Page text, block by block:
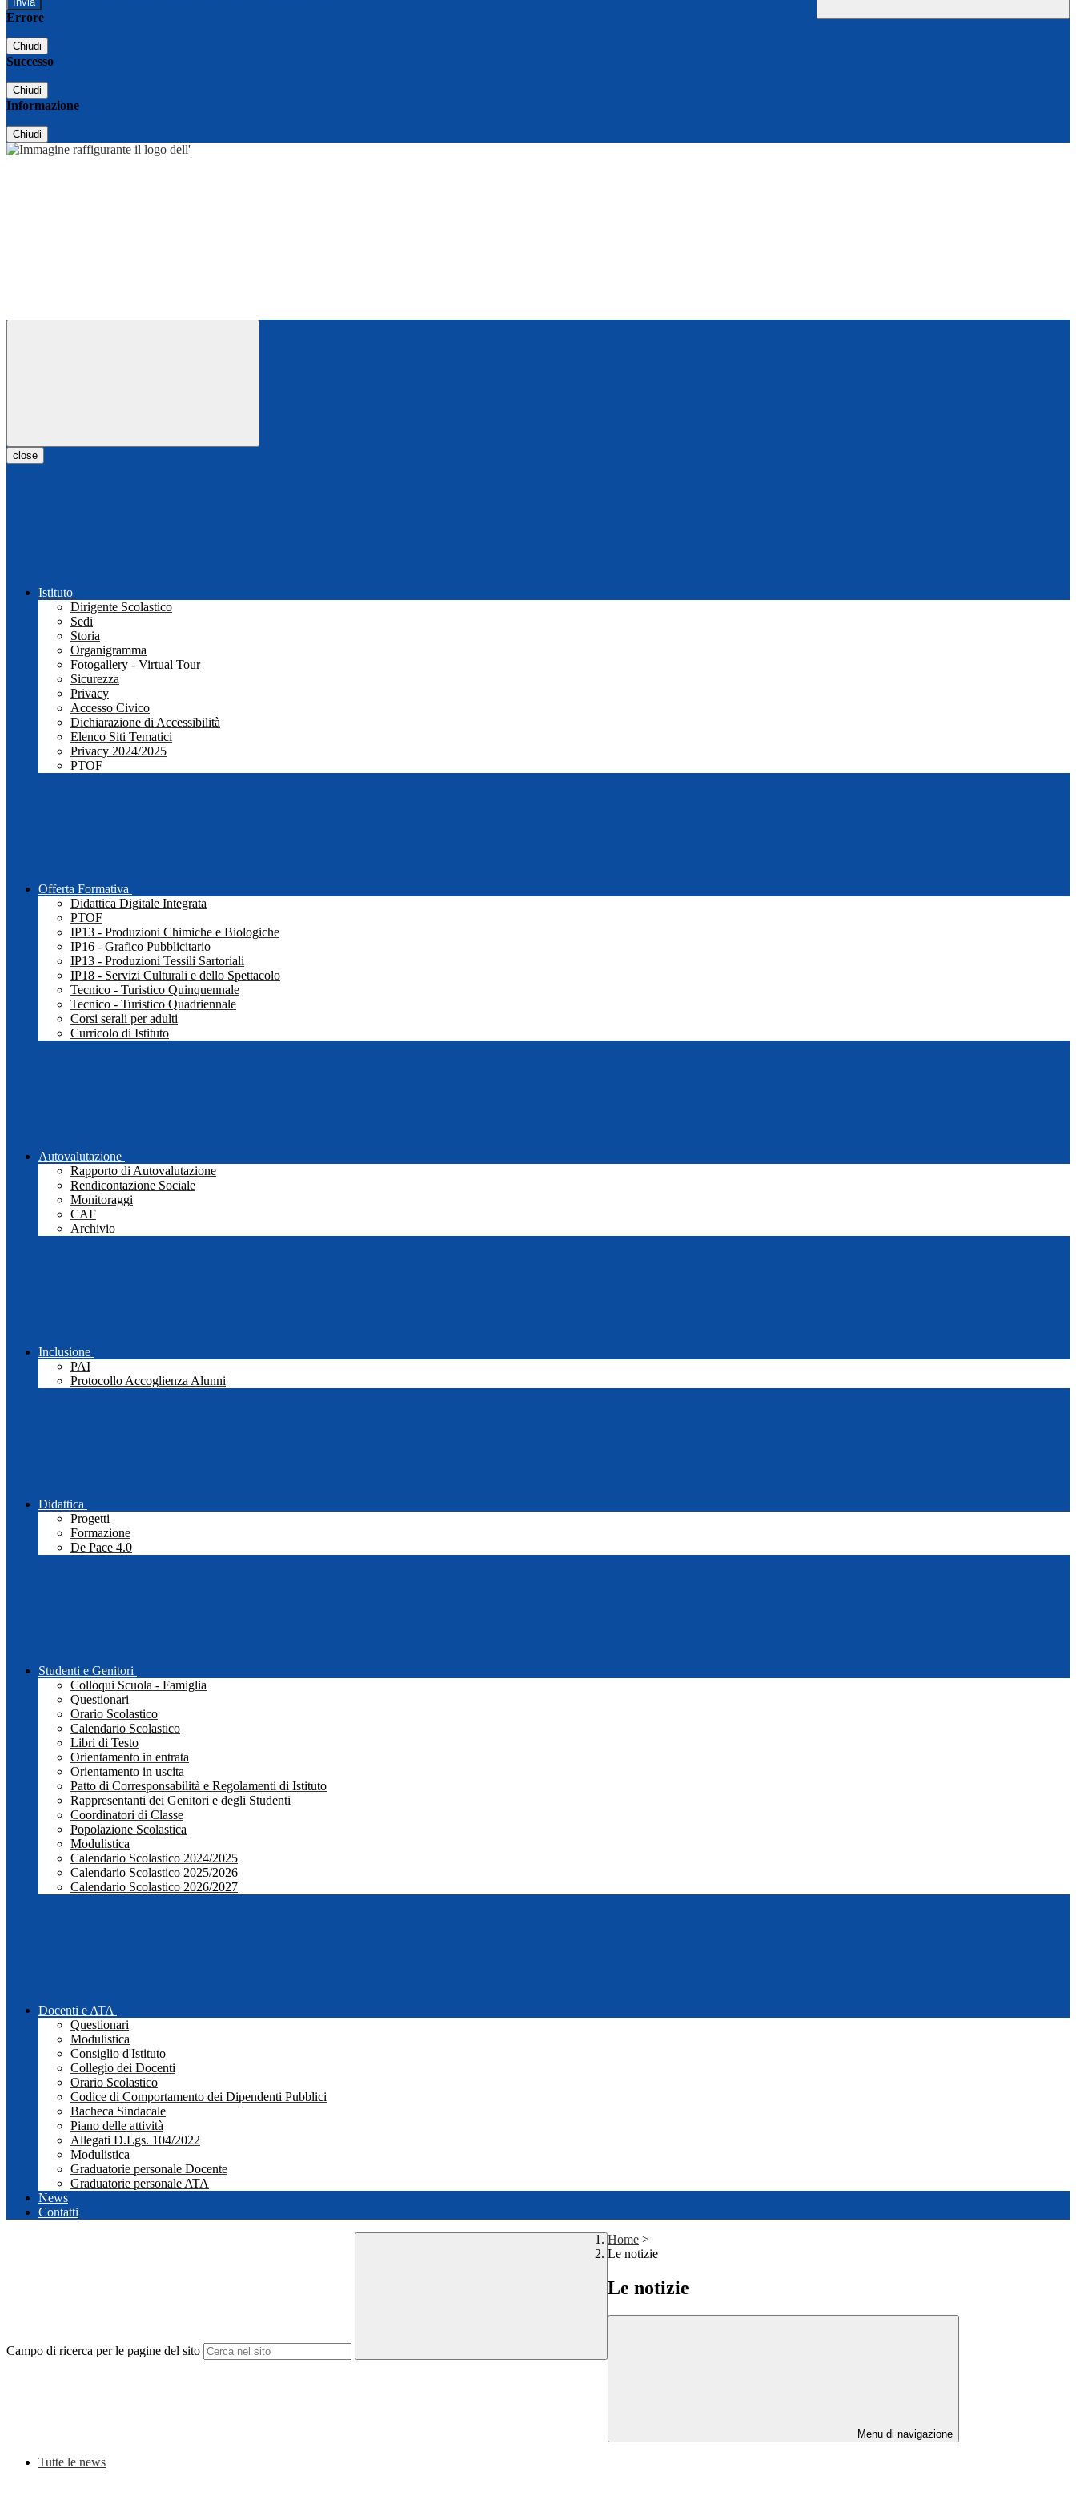
Errore
Chiudi
Successo
Chiudi
Informazione
Chiudi
close
Istituto
Dirigente Scolastico
Sedi
Storia
Organigramma
Fotogallery - Virtual Tour
Sicurezza
Privacy
Accesso Civico
Dichiarazione di Accessibilità
Elenco Siti Tematici
Privacy 2024/2025
PTOF
Offerta Formativa
Didattica Digitale Integrata
PTOF
IP13 - Produzioni Chimiche e Biologiche
IP16 - Grafico Pubblicitario
IP13 - Produzioni Tessili Sartoriali
IP18 - Servizi Culturali e dello Spettacolo
Tecnico - Turistico Quinquennale
Tecnico - Turistico Quadriennale
Corsi serali per adulti
Curricolo di Istituto
Autovalutazione
Rapporto di Autovalutazione
Rendicontazione Sociale
Monitoraggi
CAF
Archivio
Inclusione
PAI
Protocollo Accoglienza Alunni
Didattica
Progetti
Formazione
De Pace 4.0
Studenti e Genitori
Colloqui Scuola - Famiglia
Questionari
Orario Scolastico
Calendario Scolastico
Libri di Testo
Orientamento in entrata
Orientamento in uscita
Patto di Corresponsabilità e Regolamenti di Istituto
Rappresentanti dei Genitori e degli Studenti
Coordinatori di Classe
Popolazione Scolastica
Modulistica
Calendario Scolastico 2024/2025
Calendario Scolastico 2025/2026
Calendario Scolastico 2026/2027
Docenti e ATA
Questionari
Modulistica
Consiglio d'Istituto
Collegio dei Docenti
Orario Scolastico
Codice di Comportamento dei Dipendenti Pubblici
Bacheca Sindacale
Piano delle attività
Allegati D.Lgs. 104/2022
Modulistica
Graduatorie personale Docente
Graduatorie personale ATA
News
Contatti
Campo di ricerca per le pagine del sito
Home >
Le notizie
Le notizie
Menu di navigazione
Tutte le news